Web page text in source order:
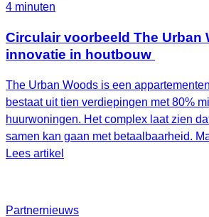
4 minuten
Circulair voorbeeld The Urban
innovatie in houtbouw
The Urban Woods is een
bestaat uit tien verdiepingen met 80%
huurwoningen. Het complex laat zien
samen kan gaan met betaalbaarheid.
Lees artikel
Partnernieuws